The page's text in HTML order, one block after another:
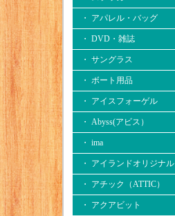
・ アパレル・バッグ
・ DVD・雑誌
・ サングラス
・ ボート用品
・ アイスフォーゲル
・ Abyss(アビス）
・ ima
・ アイランドオリジナル
・ アチック（ATTIC）
・ アクアビット